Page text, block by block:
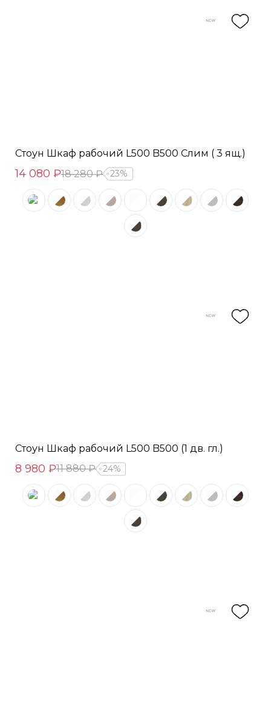
Стоун Шкаф рабочий L500 B500 Слим ( 3 ящ.)
14 080 ₽18 280 ₽ 23%
Стоун Шкаф рабочий L500 B500 (1 дв. гл.)
8 980 ₽11 880 ₽ 24%